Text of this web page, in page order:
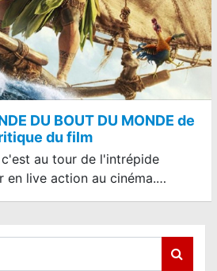
DU BOUT DU MONDE de
du film
au tour de l'intrépide
en live action au cinéma.…